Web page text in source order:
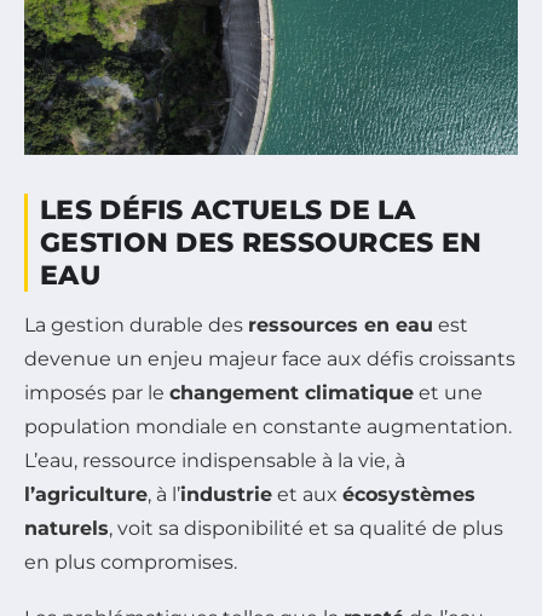
LES DÉFIS ACTUELS DE LA
GESTION DES RESSOURCES EN
EAU
La gestion durable des ressources en eau est
devenue un enjeu majeur face aux défis croissants
imposés par le changement climatique et une
population mondiale en constante augmentation.
L’eau, ressource indispensable à la vie, à
l’agriculture, à l’industrie et aux écosystèmes
naturels, voit sa disponibilité et sa qualité de plus
en plus compromises.